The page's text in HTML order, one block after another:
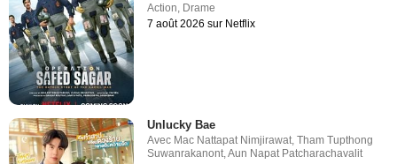
Action, Drame
7 août 2026 sur Netflix
Unlucky Bae
Avec Mac Nattapat Nimjirawat,Tham Tupthong
Suwanrakanont,Aun Napat Patcharachavalit